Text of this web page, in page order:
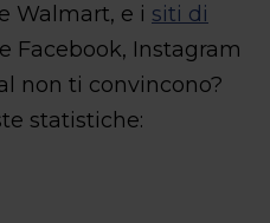
Walmart, e i siti di
Facebook, Instagram
non ti convincono?
statistiche: